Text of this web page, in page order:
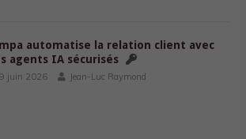
automatise la relation client avec
agents IA sécurisés
9 juin 2026 Jean-Luc Raymond